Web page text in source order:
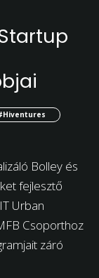
Bolley és
fejlesztő
Urban
Csoporthoz
záró